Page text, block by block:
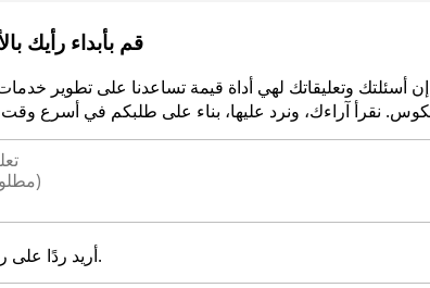
قم بأبداء رأيك
إن أسئلتك وتعليقاتك لهي أداة قيمة تساعدنا على تطوير
أريد ردًا على رأيي.